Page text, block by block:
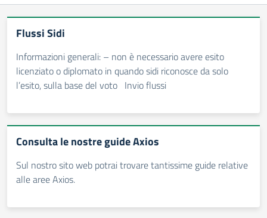
Flussi Sidi
Informazioni generali: – non è necessario avere esito
licenziato o diplomato in quando sidi riconosce da solo
l’esito, sulla base del voto Invio flussi
Consulta le nostre guide Axios
Sul nostro sito web potrai trovare tantissime guide relative
alle aree Axios.